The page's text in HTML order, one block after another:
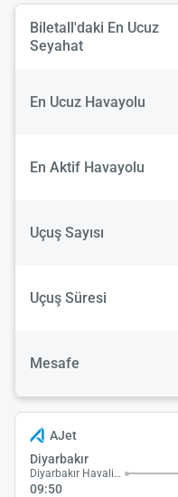
Biletall'daki En Ucuz
Seyahat
En Ucuz Havayolu
En Aktif Havayolu
Uçuş Sayısı
Uçuş Süresi
Mesafe
AJet
Diyarbakır
Diyarbakır Havalimanı
09:50